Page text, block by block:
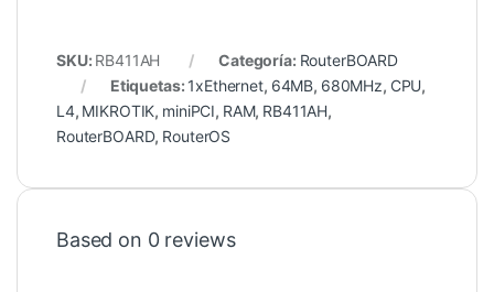
SKU: RB411AH Categoría: RouterBOARD
Etiquetas: 1xEthernet, 64MB, 680MHz, CPU,
L4, MIKROTIK, miniPCI, RAM, RB411AH,
RouterBOARD, RouterOS
Based on 0 reviews